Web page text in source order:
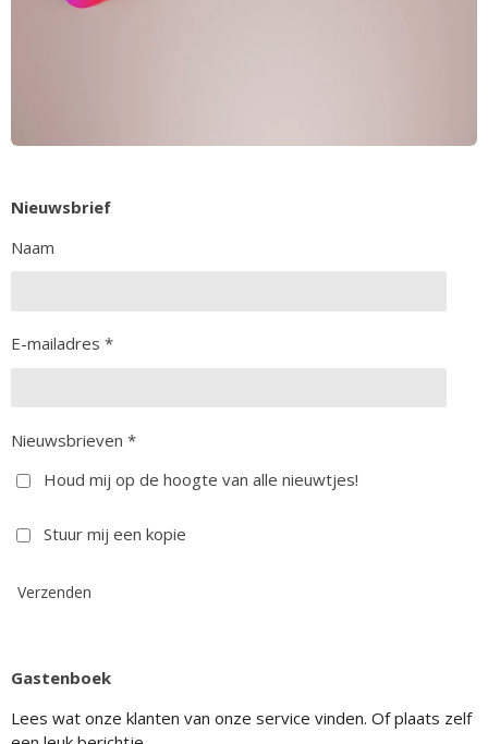
Nieuwsbrief
Naam
E-mailadres *
Nieuwsbrieven *
Houd mij op de hoogte van alle nieuwtjes!
Stuur mij een kopie
Verzenden
Gastenboek
Lees wat onze klanten van onze service vinden. Of plaats zelf